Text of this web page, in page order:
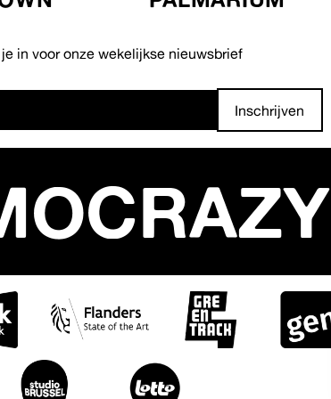
in voor onze wekelijkse nieuwsbrief
Inschrijven